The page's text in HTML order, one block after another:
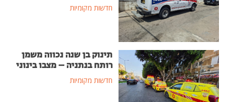
חדשות מקומיות
תינוק בן שנה נכווה משמן
רותח בנתניה – מצבו בינוני
חדשות מקומיות